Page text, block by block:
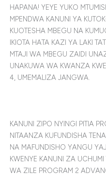
HAPANA! YEYE YUKO
MPENDWA KANUNI YA
KUOTESHA MBEGU NA
IKIOTA HATA KAZI YA LAKI
MTAJI WA MBEGU ZAIDI
UNAKUWA WA KWANZA
4, UMEMALIZA JANGWA.
KANUNI ZIPO NYINGI PITIA
NITAANZA KUFUNDISHA
NA MAFUNDISHO YANGU
KWENYE KANUNI ZA
WA ZILE PROGRAM 2